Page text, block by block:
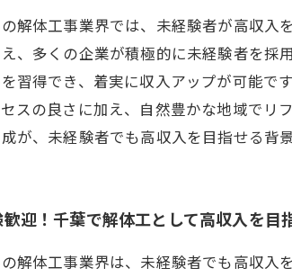
解体工事業界では、未経験者が高収入
、多くの企業が積極的に未経験者を採
習得でき、着実に収入アップが可能で
スの良さに加え、自然豊かな地域でリ
が、未経験者でも高収入を目指せる背
迎！千葉で解体工として高収入を目
解体工事業界は、未経験者でも高収入